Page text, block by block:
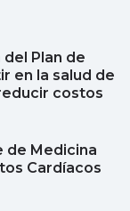
Plan de
en la salud de
costos
de Medicina
Cardíacos